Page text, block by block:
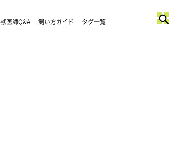
獣医師Q&A 飼い方ガイド タグ一覧